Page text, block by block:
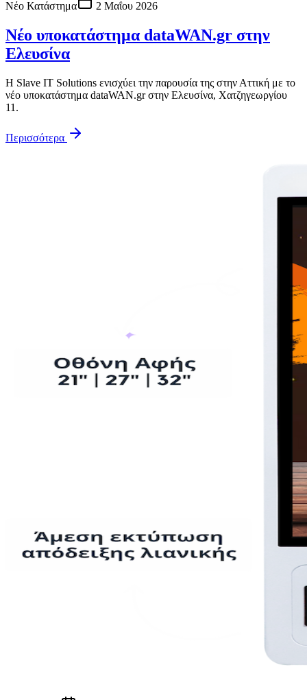
Νέο Κατάστημα 2 Μαΐου 2026
Νέο υποκατάστημα dataWAN.gr στην
Ελευσίνα
Η Slave IT Solutions ενισχύει την παρουσία της στην Αττική με το
νέο υποκατάστημα dataWAN.gr στην Ελευσίνα, Χατζηγεωργίου
11.
Περισσότερα